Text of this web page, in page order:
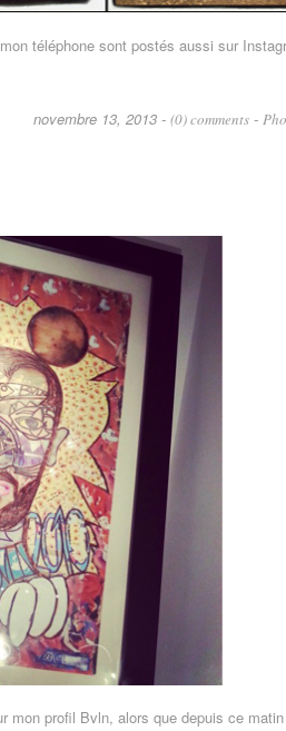
téléphone sont postés aussi sur
novembre 13, 2013 -(0) comments -
mon profil Bvln, alors que depuis ce